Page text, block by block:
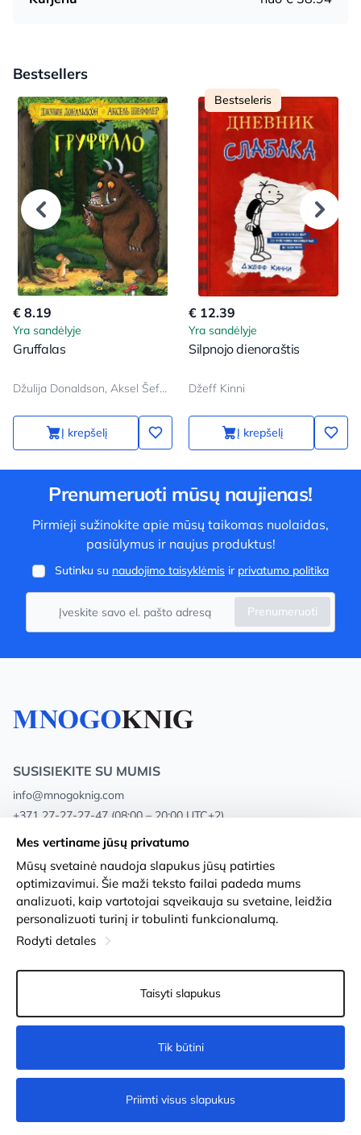
Į krepšelį
Bestsellers
€ 8.19
Yra sandėlyje
Gruffalas
Džulija Donaldson, Aksel Šeffler
Į krepšelį
Bestseleris
€ 12.39
Yra sandėlyje
Silpnojo dienoraštis
Džeff Kinni
Į krepšelį
Prenumeruoti mūsų naujienas!
Pirmieji sužinokite apie mūsų taikomas nuolaidas,
pasiūlymus ir naujus produktus!
Sutinku su naudojimo taisyklėmis ir privatumo politika
Prenumeruoti
SUSISIEKITE SU MUMIS
info@mnogoknig.com
+371 27-27-27-47 (08:00 – 20:00 UTC+2)
Rīga, Augusta Deglava 69d, LV-1082
Apie mus
Parduotuvės
Pristatymas ir mokėjimas
Lojalumo kortelės
Privacy Policy
Sąlygos ir nuostatos
Prekių grąžinimas
Slapukų nustatymai
© 2011-2026MNOGOKNIG
Mes vertiname jūsų privatumo
Mūsų svetainė naudoja slapukus jūsų patirties
optimizavimui. Šie maži teksto failai padeda mums
analizuoti, kaip vartotojai sąveikauja su svetaine, leidžia
personalizuoti turinį ir tobulinti funkcionalumą.
Rodyti detales
Taisyti slapukus
Tik būtini
Priimti visus slapukus